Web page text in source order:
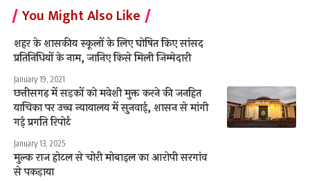
You Might Also Like
शहर के शासकीय स्कूलों के लिए घोषित किए सांसद
प्रतिनिधियों के नाम, जानिए किसे मिली जिम्मेदारी
January 19, 2021
छत्तीसगढ़ में सड़कों को मवेशी मुक्त करने की जनहित
याचिका पर उच्च न्यायालय में सुनवाई, शासन से मांगी
गई प्रगति रिपोर्ट
January 13, 2025
मुल्क राज होटल से चोरी मोबाइल का आरोपी सरगांव
से पकड़ाया